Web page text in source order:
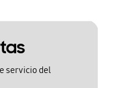
servicio del